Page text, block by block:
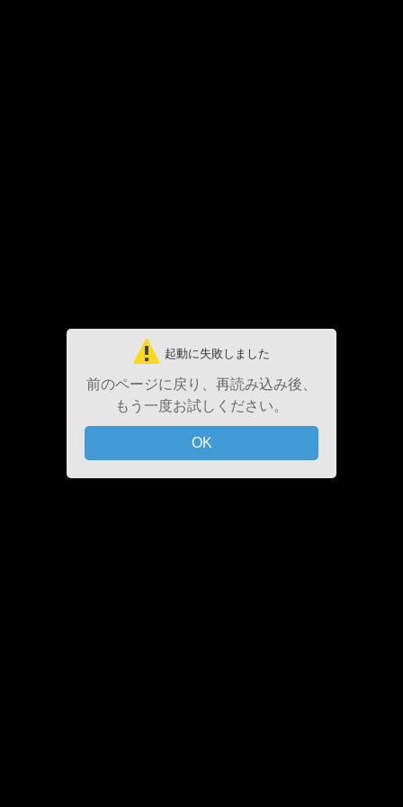
起動に失敗しました
前のページに戻り、再読み込み後、
もう一度お試しください。
OK